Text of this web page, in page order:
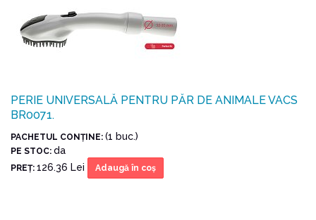
PERIE UNIVERSALĂ PENTRU PĂR DE ANIMALE VACS
BR0071.
PACHETUL CONŢINE: (1 buc.)
PE STOC: da
PREŢ: 126.36 Lei Adaugă în coş